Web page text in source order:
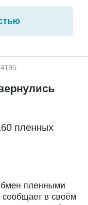
4195
пленных
пленными
в своём